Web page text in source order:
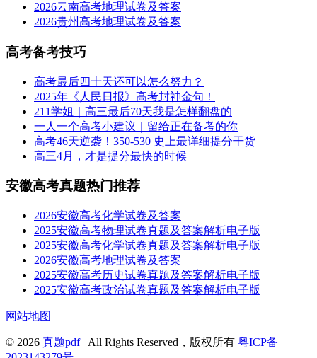
2026云南高考地理试卷及答案
2026贵州高考地理试卷及答案
高考备考技巧
高考最后四十天还可以怎么努力？
2025年《人民日报》高考封神金句！
211学姐｜高三最后70天我是怎样翻盘的
一人一个高考小建议｜留给正在备考的你
高考46天逆袭！350-530 史上最详细提分干货
高三4月，才是提分最快的时候
安徽高考真题热门推荐
2026安徽高考化学试卷及答案
2025安徽高考物理试卷真题及答案解析电子版
2025安徽高考化学试卷真题及答案解析电子版
2026安徽高考地理试卷及答案
2025安徽高考历史试卷真题及答案解析电子版
2025安徽高考政治试卷真题及答案解析电子版
网站地图
© 2026 真题pdfAll Rights Reserved，版权所有 粤ICP备